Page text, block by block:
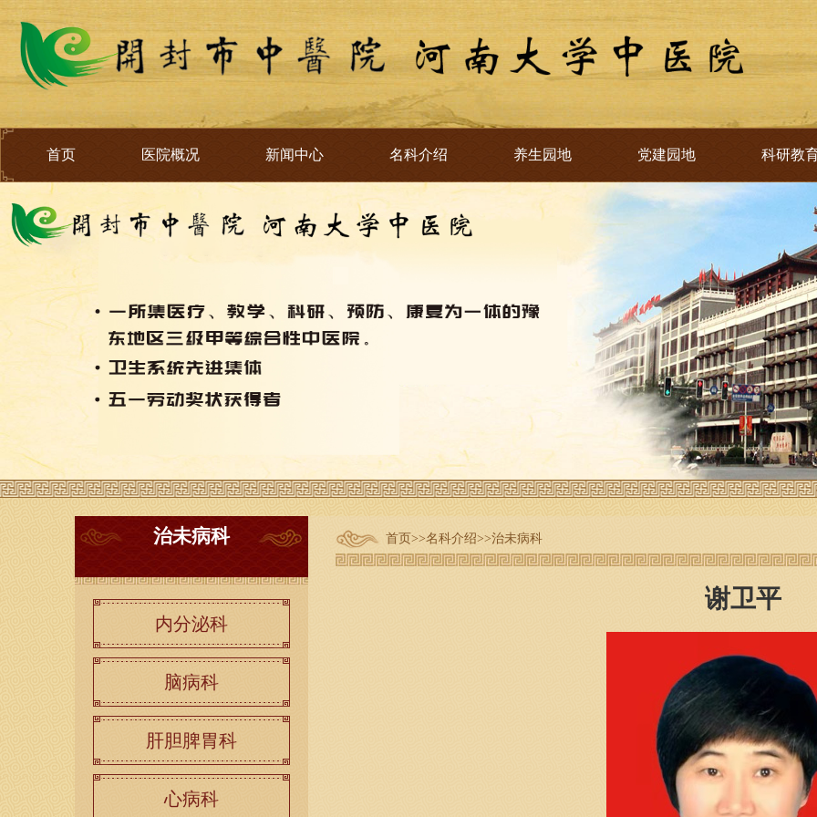
首页 医院概况 新闻中心 名科介绍 养生园地 党建园地 科研教
首页 >>名科介绍>>治未病科
谢卫平
治未病科
内分泌科
脑病科
肝胆脾胃科
心病科